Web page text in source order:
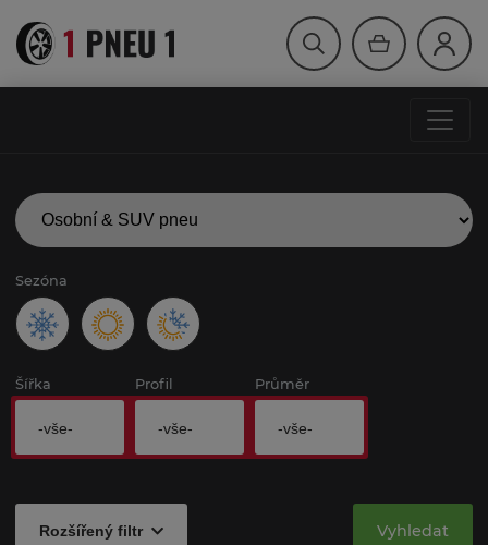
Sezóna
Šířka
-vše-
Profil
-vše-
Průměr
-vše-
Rozšířený filtr Vyhledat